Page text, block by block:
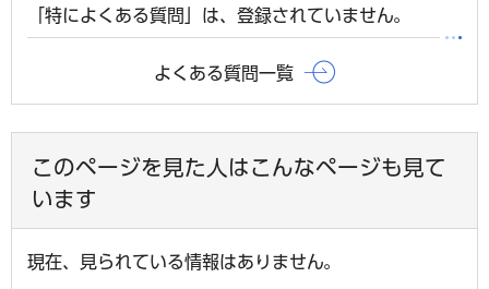
「特によくある質問」は、登録されていません。
よくある質問一覧
このページを見た人はこんなページも見て
います
現在、見られている情報はありません。